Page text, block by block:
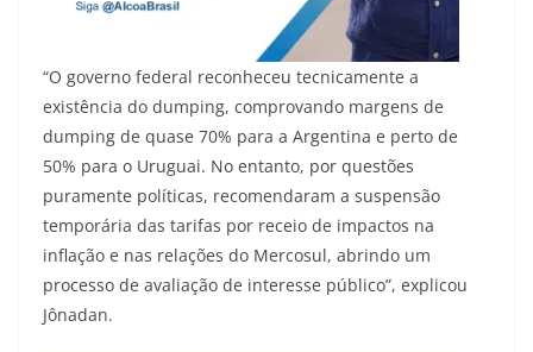
“O governo federal reconheceu tecnicamente a
existência do dumping, comprovando margens de
dumping de quase 70% para a Argentina e perto de
50% para o Uruguai. No entanto, por questões
puramente políticas, recomendaram a suspensão
temporária das tarifas por receio de impactos na
inflação e nas relações do Mercosul, abrindo um
processo de avaliação de interesse público”, explicou
Jônadan.